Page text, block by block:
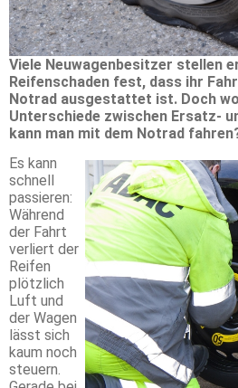
Viele Neuwagenbesitzer stellen
Reifenschaden fest, dass ihr
Notrad ausgestattet ist. Doch
Unterschiede zwischen Ersatz-
kann man mit dem Notrad
Es kann
schnell
passieren:
Während
der Fahrt
verliert der
Reifen
plötzlich
Luft und
der Wagen
lässt sich
kaum noch
steuern.